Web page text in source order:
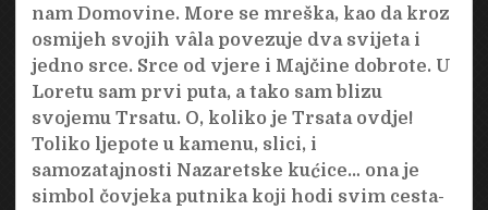
nam Domovine. More se mreška, kao da kroz
osmijeh svojih vâla povezuje dva svijeta i
jedno srce. Srce od vjere i Majčine dobrote. U
Loretu sam prvi puta, a tako sam blizu
svojemu Trsatu. O, koliko je Trsata ovdje!
Toliko ljepote u kamenu, slici, i
samozatajnosti Nazaretske kućice… ona je
simbol čovjeka putnika koji hodi svim cesta-